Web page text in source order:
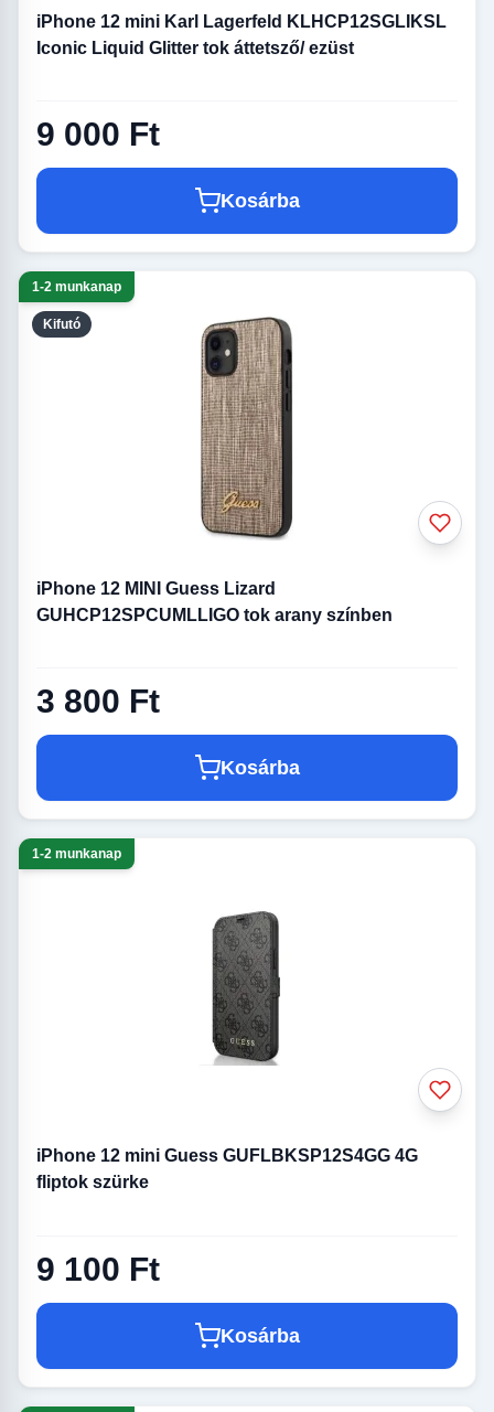
iPhone 12 mini Karl Lagerfeld KLHCP12SGLIKSL
Iconic Liquid Glitter tok áttetsző/ ezüst
9 000 Ft
Kosárba
Kifutó
1-2 munkanap
iPhone 12 MINI Guess Lizard
GUHCP12SPCUMLLIGO tok arany színben
3 800 Ft
Kosárba
1-2 munkanap
iPhone 12 mini Guess GUFLBKSP12S4GG 4G
fliptok szürke
9 100 Ft
Kosárba